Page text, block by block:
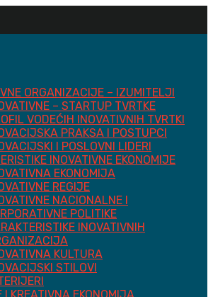
ORGANIZACIJE – IZUMITELJI
– STARTUP TVRTKE
VODEĆIH INOVATIVNIH TVRTKI
PRAKSA I POSTUPCI
I POSLOVNI LIDERI
INOVATIVNE EKONOMIJE
EKONOMIJA
REGIJE
NACIONALNE I
POLITIKE
INOVATIVNIH
KULTURA
STILOVI